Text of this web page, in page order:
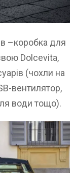
–коробка для
Dolcevita,
(чохли на
вентилятор,
води тощо).